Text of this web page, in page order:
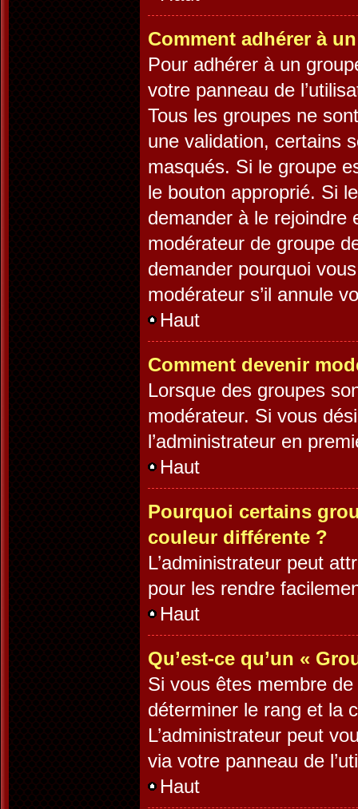
Comment adhérer à
Pour adhérer à un
votre panneau de
Tous les groupes ne
une validation, certains
masqués. Si le groupe
le bouton approprié. Si
demander à le rejoindre
modérateur de groupe
demander pourquoi
modérateur s’il annule
Haut
Comment devenir
Lorsque des groupes
modérateur. Si vous
l’administrateur en
Haut
Pourquoi certains
couleur différente ?
L’administrateur peut
pour les rendre
Haut
Qu’est-ce qu’un «
Si vous êtes membre
déterminer le rang et la
L’administrateur peut
via votre panneau de
Haut